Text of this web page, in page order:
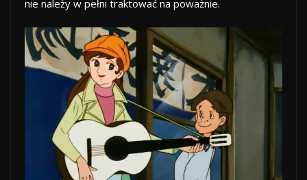
nie należy w pełni traktować na poważnie.